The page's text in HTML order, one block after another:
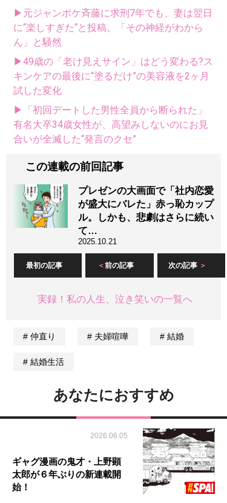
▶元ジャンポケ斉藤に求刑7年でも、妻は翌日
に“楽しすぎた“と投稿。「その神経がわから
ん」と騒然
▶49歳の「老け見えサイン」はどう変わる?ス
キンケアの最後に“塗るだけ”の美容液を2ヶ月
試した変化
▶「初回デートした男性全員から断られた」
有名大卒34歳女性が、高望みしないのにお見
合いが全滅した“発言のクセ”
この連載の前回記事
プレゼンの大画面で「社内恋愛
が盛大にバレた」赤っ恥カップ
ル。しかも、悲劇はさらに続い
て…
2025.10.21
最初の記事 前の記事 次の記事
実録！私の人生、泣き笑いの一覧へ
仲直り 夫婦喧嘩 結婚
結婚生活
あなたにおすすめ
2026.06.05
ギャグ漫画の鬼才・上野顕
太郎が６年ぶりの新連載開
始！